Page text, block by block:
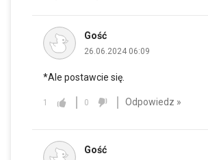
Gość
26.06.2024 06:09
*Ale postawcie się.
1 0 Odpowiedz »
Gość